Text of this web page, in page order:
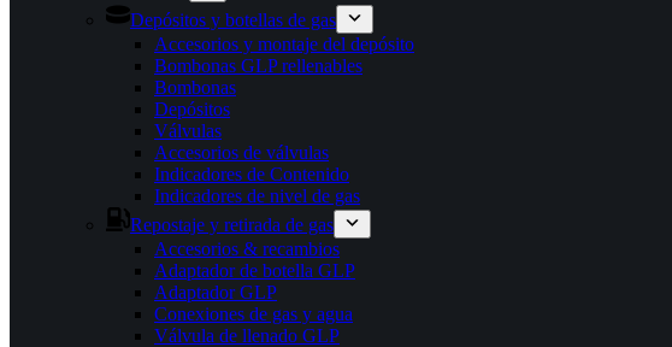
Depósitos y botellas de gas
Accesorios y montaje del depósito
Bombonas GLP rellenables
Bombonas
Depósitos
Válvulas
Accesorios de válvulas
Indicadores de Contenido
Indicadores de nivel de gas
Repostaje y retirada de gas
Accesorios & recambios
Adaptador de botella GLP
Adaptador GLP
Conexiones de gas y agua
Válvula de llenado GLP